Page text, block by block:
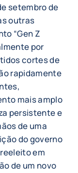
setembro de
outras
“Gen Z
por
cortes de
rapidamente
mais amplo
persistente e
de uma
do governo
em
de um novo